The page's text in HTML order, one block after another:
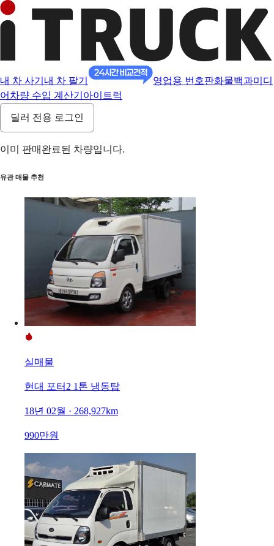
내 차 사기 내 차 팔기 영업용 번호판화물백과미디
어 차량 수입 계산기 아이트럭
딜러 전용 로그인
이미 판매완료된 차량입니다.
유관 매물 추천
실매물
현대 포터2 1톤 냉동탑
18년 02월 · 268,927km
990만원